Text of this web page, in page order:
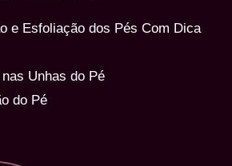
e Esfoliação dos Pés Com Dica
Unhas do Pé
do Pé